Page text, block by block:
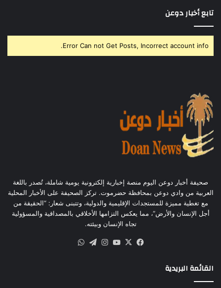
تابع أخبار دوعن
Error Can not Get Posts, Incorrect account info.
صحيفة أخبار دوعن اليوم منصة إخبارية إلكترونية يومية شاملة، تُصدر باللغة
العربية من وادي دوعن بمحافظة حضرموت. تركز الصحيفة على الأخبار المحلية
مع تغطية مميزة للمستجدات الإقليمية والدولية، وتتبنى شعار: “الحقيقة من
أجل الإنسان والأرض”، مما يعكس التزامها الأخلاقي بالمصداقية والمسؤولية
تجاه الإنسان وبيئته.
القائمة البريدية